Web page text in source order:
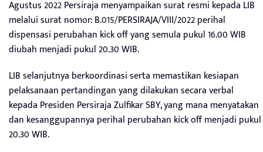
Agustus 2022 Persiraja menyampaikan surat resmi kepada LIB
melalui surat nomor: B.015/PERSIRAJA/VIII/2022 perihal
dispensasi perubahan kick off yang semula pukul 16.00 WIB
diubah menjadi pukul 20.30 WIB.
LIB selanjutnya berkoordinasi serta memastikan kesiapan
pelaksanaan pertandingan yang dilakukan secara verbal
kepada Presiden Persiraja Zulfikar SBY, yang mana menyatakan
dan kesanggupannya perihal perubahan kick off menjadi pukul
20.30 WIB.